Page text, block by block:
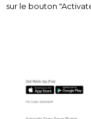
sur le bouton